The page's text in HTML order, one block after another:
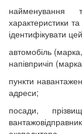
найменування
характеристики
ідентифікувати
автомобіль
напівпричіп
пункти
адреси;
посади,